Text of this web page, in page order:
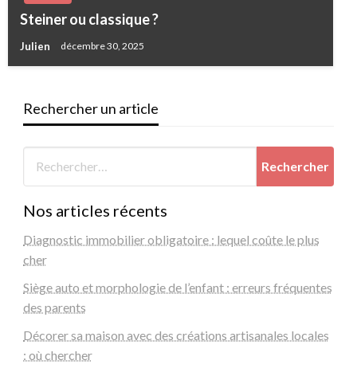
Steiner ou classique ?
Julien décembre 30, 2025
Rechercher un article
Nos articles récents
Diagnostic immobilier obligatoire : lequel coûte le plus
cher
Siège auto et morphologie de l’enfant : erreurs fréquentes
des parents
Décorer sa maison avec des créations artisanales locales
: où chercher